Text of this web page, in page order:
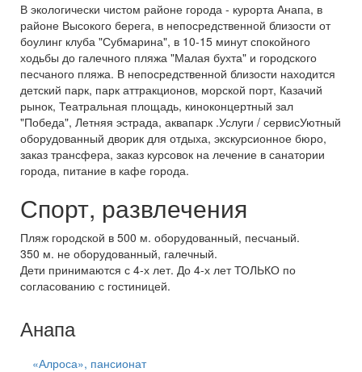
В экологически чистом районе города - курорта Анапа, в
районе Высокого берега, в непосредственной близости от
боулинг клуба "Субмарина", в 10-15 минут спокойного
ходьбы до галечного пляжа "Малая бухта" и городского
песчаного пляжа. В непосредственной близости находится
детский парк, парк аттракционов, морской порт, Казачий
рынок, Театральная площадь, киноконцертный зал
"Победа", Летняя эстрада, аквапарк .Услуги / сервисУютный
оборудованный дворик для отдыха, экскурсионное бюро,
заказ трансфера, заказ курсовок на лечение в санатории
города, питание в кафе города.
Спорт, развлечения
Пляж городской в 500 м. оборудованный, песчаный.
350 м. не оборудованный, галечный.
Дети принимаются с 4-х лет. До 4-х лет ТОЛЬКО по
согласованию с гостиницей.
Анапа
«Алроса», пансионат